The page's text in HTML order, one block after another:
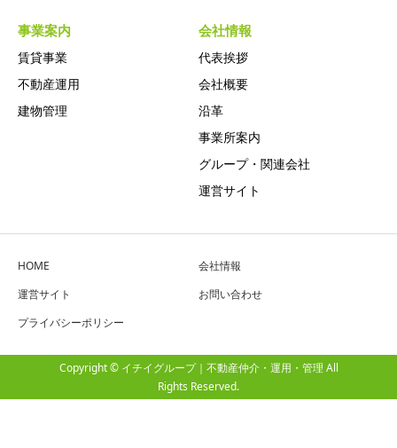
事業案内
賃貸事業
不動産運用
建物管理
会社情報
代表挨拶
会社概要
沿革
事業所案内
グループ・関連会社
運営サイト
HOME
会社情報
運営サイト
お問い合わせ
プライバシーポリシー
Copyright © イチイグループ｜不動産仲介・運用・管理 All
Rights Reserved.